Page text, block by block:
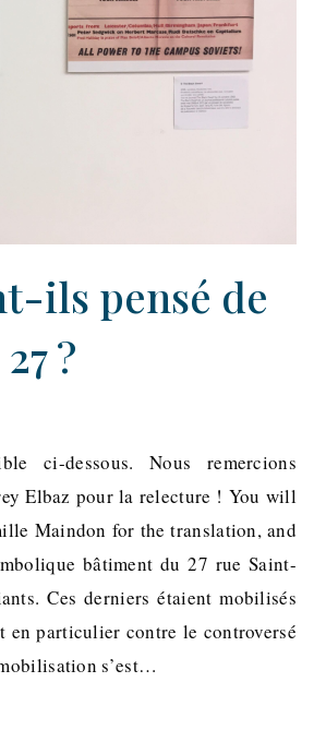
ils pensé de
?
ci-dessous. Nous remercions
Elbaz pour la relecture ! You will
Maindon for the translation, and
bâtiment du 27 rue Saint-
Ces derniers étaient mobilisés
en particulier contre le controversé
s’est…